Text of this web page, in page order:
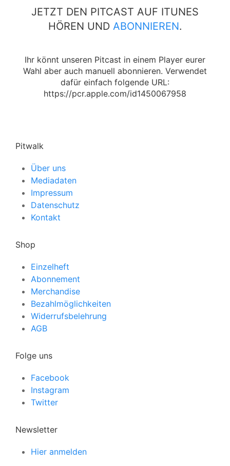
JETZT DEN PITCAST AUF ITUNES
HÖREN UND ABONNIEREN.
Ihr könnt unseren Pitcast in einem Player eurer
Wahl aber auch manuell abonnieren. Verwendet
dafür einfach folgende URL:
https://pcr.apple.com/id1450067958
Pitwalk
Über uns
Mediadaten
Impressum
Datenschutz
Kontakt
Shop
Einzelheft
Abonnement
Merchandise
Bezahlmöglichkeiten
Widerrufsbelehrung
AGB
Folge uns
Facebook
Instagram
Twitter
Newsletter
Hier anmelden